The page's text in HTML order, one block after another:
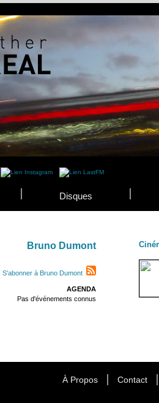
Disques
Bruno Dumont
S'abonner à Bruno Dumont
AGENDA
Pas d'événements connus
À Propos Contact